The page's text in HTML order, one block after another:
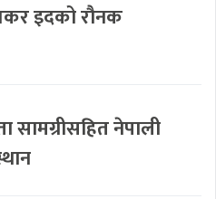
इदको रौनक
सामग्रीसहित नेपाली